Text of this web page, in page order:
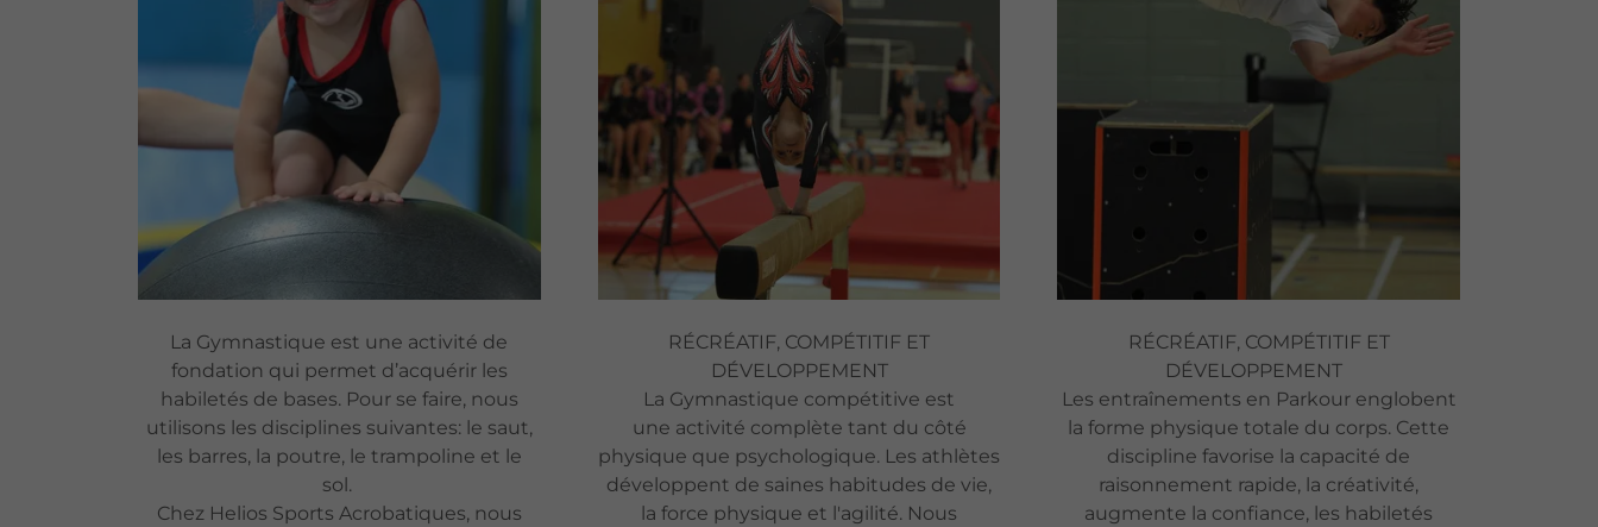
La Gymnastique est une activité de
fondation qui permet d’acquérir les
habiletés de bases. Pour se faire, nous
utilisons les disciplines suivantes: le saut,
les barres, la poutre, le trampoline et le
sol.
Chez Helios Sports Acrobatiques, nous
RÉCRÉATIF, COMPÉTITIF ET
DÉVELOPPEMENT
La Gymnastique compétitive est
une activité complète tant du côté
physique que psychologique. Les athlètes
développent de saines habitudes de vie,
la force physique et l'agilité. Nous
RÉCRÉATIF, COMPÉTITIF ET
DÉVELOPPEMENT
Les entraînements en Parkour englobent
la forme physique totale du corps. Cette
discipline favorise la capacité de
raisonnement rapide​, la créativité,
augmente la confiance, les habiletés